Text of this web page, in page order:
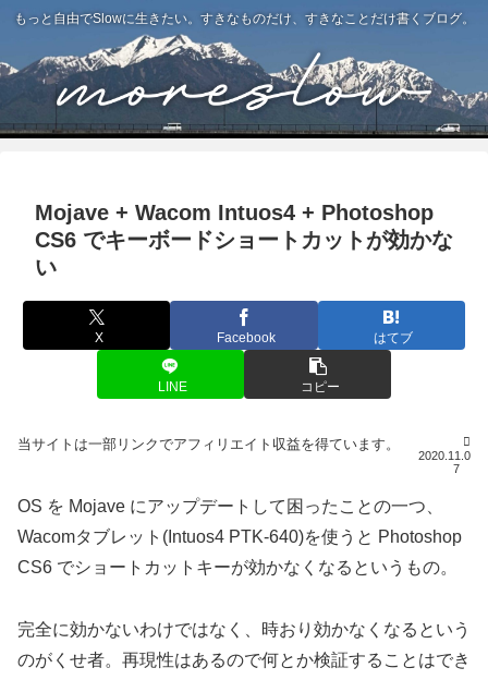
もっと自由でSlowに生きたい。すきなものだけ、すきなことだけ書くブログ。
Mojave + Wacom Intuos4 + Photoshop
CS6 でキーボードショートカットが効かな
い
X Facebook はてブ
LINE コピー
2020.11.0
7
OS を Mojave にアップデートして困ったことの一つ、
Wacomタブレット(Intuos4 PTK-640)を使うと Photoshop
CS6 でショートカットキーが効かなくなるというもの。
完全に効かないわけではなく、時おり効かなくなるという
のがくせ者。再現性はあるので何とか検証することはでき